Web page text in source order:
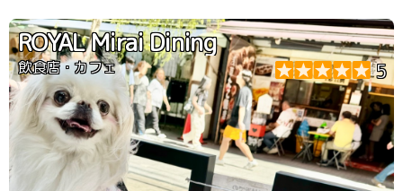
ROYAL Mirai Dining
飲食店・カフェ 5